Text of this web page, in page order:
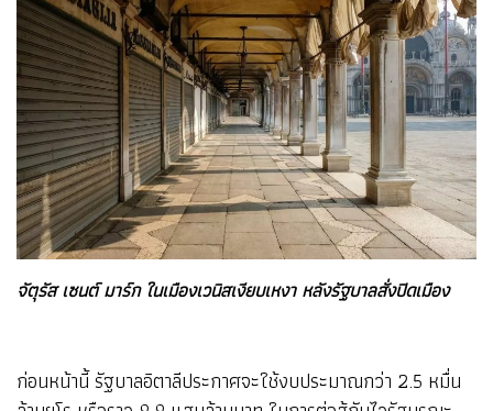
จัตุรัส เซนต์ มาร์ก ในเมืองเวนิสเงียบเหงา หลังรัฐบาลสั่งปิดเมือง
ก่อนหน้านี้ รัฐบาลอิตาลีประกาศจะใช้งบประมาณกว่า 2.5 หมื่น